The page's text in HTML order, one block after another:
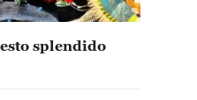
splendido